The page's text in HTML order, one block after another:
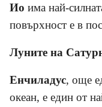
Ио има най-
повърхност е в
Луните на
Енчиладус, още
океан, е един от